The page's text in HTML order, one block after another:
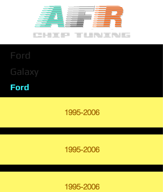
Ford
Galaxy
Ford
1995-2006
1995-2006
1995-2006